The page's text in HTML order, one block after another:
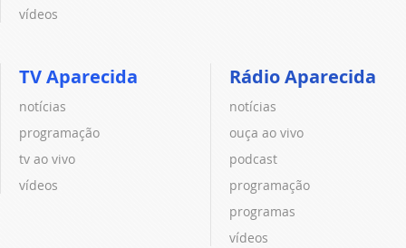
vídeos
TV Aparecida
notícias
programação
tv ao vivo
vídeos
Rádio Aparecida
notícias
ouça ao vivo
podcast
programação
programas
vídeos